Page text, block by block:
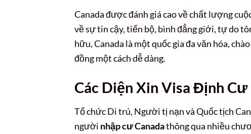
Canada được đánh giá cao về chất lượng
về sự tin cậy, tiến bộ, bình đẳng giới, tự do
hữu, Canada là một quốc gia đa văn hóa,
đồng một cách dễ dàng.
Các Diện Xin Visa Định
Tổ chức Di trú, Người tị nạn và Quốc tịch
người nhập cư Canadathông qua nhiều